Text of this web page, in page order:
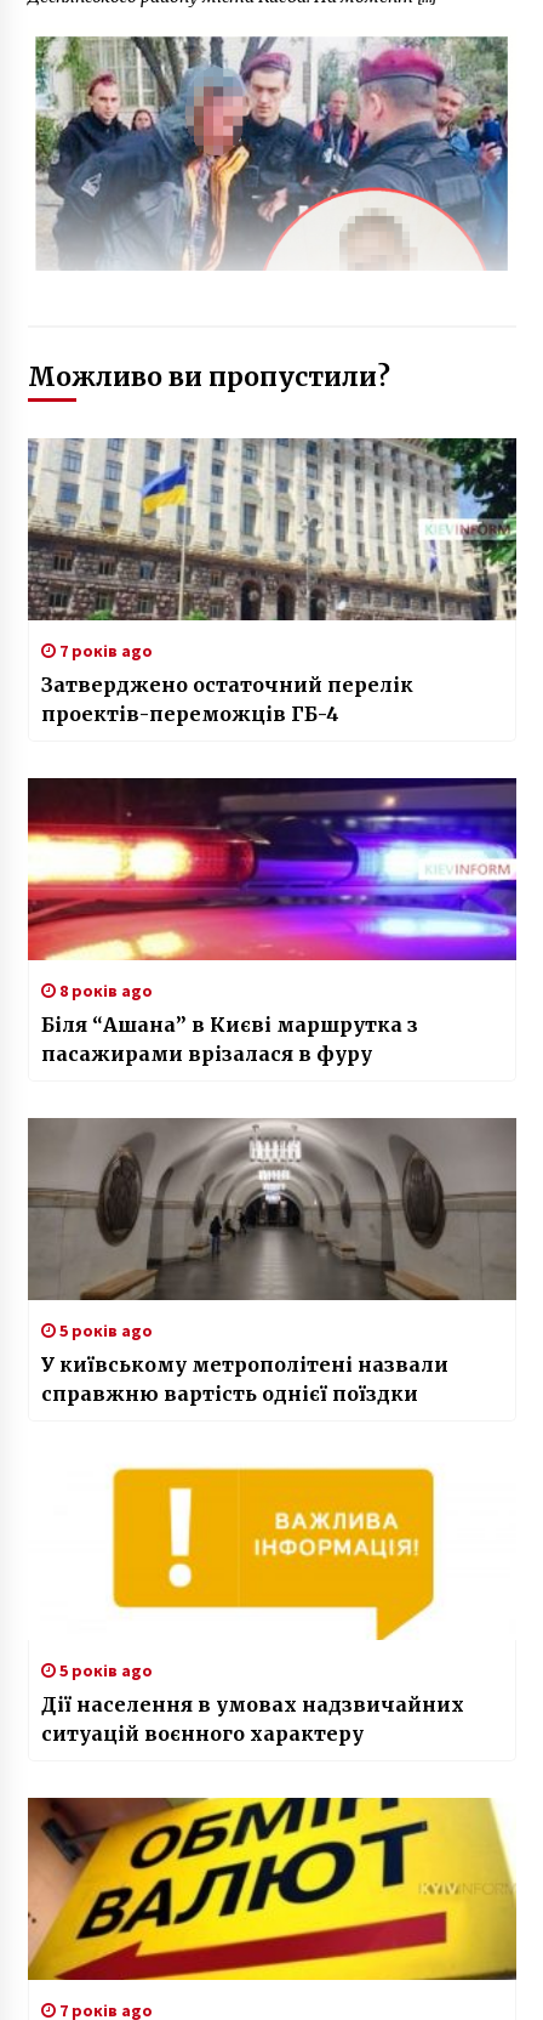
Можливо ви пропустили?
7 років ago
Затверджено остаточний перелік
проектів-переможців ГБ-4
8 років ago
Біля “Ашана” в Києві маршрутка з
пасажирами врізалася в фуру
5 років ago
У київському метрополітені назвали
справжню вартість однієї поїздки
5 років ago
Дії населення в умовах надзвичайних
ситуацій воєнного характеру
7 років ago